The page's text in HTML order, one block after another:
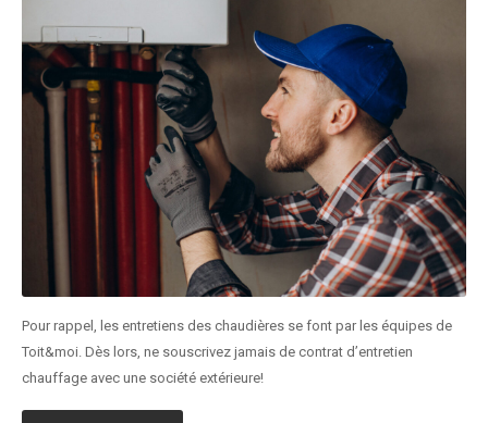
Pour rappel, les entretiens des chaudières se font par les équipes de
Toit&moi. Dès lors, ne souscrivez jamais de contrat d’entretien
chauffage avec une société extérieure!